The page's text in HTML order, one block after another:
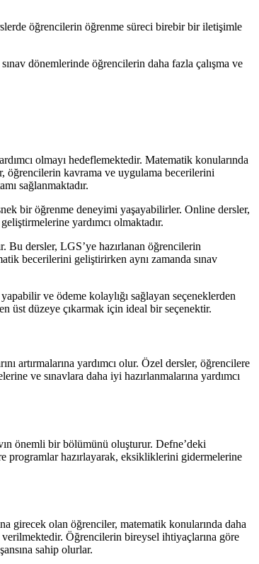
öğrencilerin öğrenme süreci birebir bir iletişimle
dönemlerinde öğrencilerin daha fazla çalışma ve
olmayı hedeflemektedir. Matematik konularında
öğrencilerin kavrama ve uygulama becerilerini
sağlanmaktadır.
bir öğrenme deneyimi yaşayabilirler. Online dersler,
yardımcı olmaktadır.
Bu dersler, LGS’ye hazırlanan öğrencilerin
becerilerini geliştirirken aynı zamanda sınav
ve ödeme kolaylığı sağlayan seçeneklerden
üst düzeye çıkarmak için ideal bir seçenektir.
artırmalarına yardımcı olur. Özel dersler, öğrencilere
ve sınavlara daha iyi hazırlanmalarına yardımcı
önemli bir bölümünü oluşturur. Defne’deki
programlar hazırlayarak, eksikliklerini gidermelerine
girecek olan öğrenciler, matematik konularında daha
Öğrencilerin bireysel ihtiyaçlarına göre
sahip olurlar.